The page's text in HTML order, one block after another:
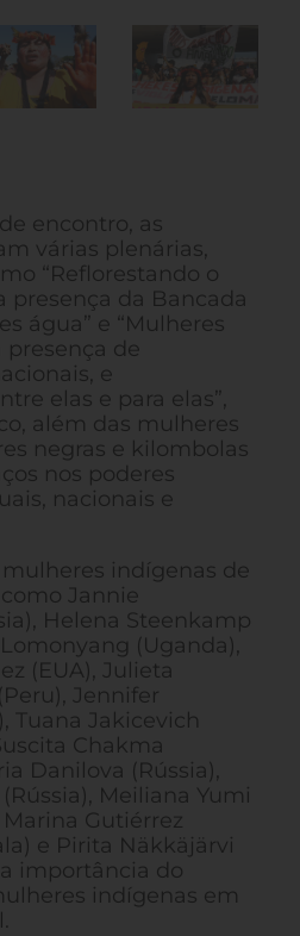
encontro, as
várias plenárias,
“Reflorestando o
presença da Bancada
água” e “Mulheres
presença de
e
elas e para elas”,
além das mulheres
negras e kilombolas
nos poderes
nacionais e
indígenas de
Jannie
Helena Steenkamp
(Uganda),
(EUA), Julieta
Jennifer
Tuana Jakicevich
Chakma
Danilova (Rússia),
Meiliana Yumi
Gutiérrez
e Pirita Näkkäjärvi
importância do
indígenas em